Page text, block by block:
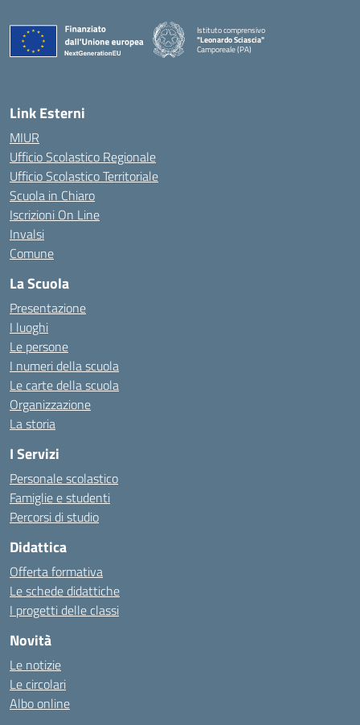
Istituto comprensivo
"Leonardo Sciascia"
Camporeale (PA)
— Visita la pagina iniziale della scuola
Link Esterni
MIUR
Ufficio Scolastico Regionale
Ufficio Scolastico Territoriale
Scuola in Chiaro
Iscrizioni On Line
Invalsi
Comune
La Scuola
Presentazione
I luoghi
Le persone
I numeri della scuola
Le carte della scuola
Organizzazione
La storia
I Servizi
Personale scolastico
Famiglie e studenti
Percorsi di studio
Didattica
Offerta formativa
Le schede didattiche
I progetti delle classi
Novità
Le notizie
Le circolari
Albo online